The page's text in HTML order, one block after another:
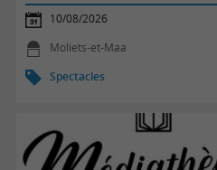
10/08/2026
Moliets-et-Maa
Spectacles